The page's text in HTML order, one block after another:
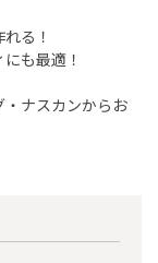
る！
も最適！
ナスカンからお